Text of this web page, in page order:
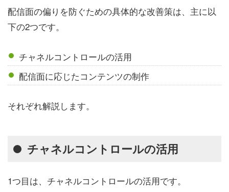
配信面の偏りを防ぐための具体的な改善策は、主に以
下の2つです。
チャネルコントロールの活用
配信面に応じたコンテンツの制作
それぞれ解説します。
チャネルコントロールの活用
1つ目は、チャネルコントロールの活用です。